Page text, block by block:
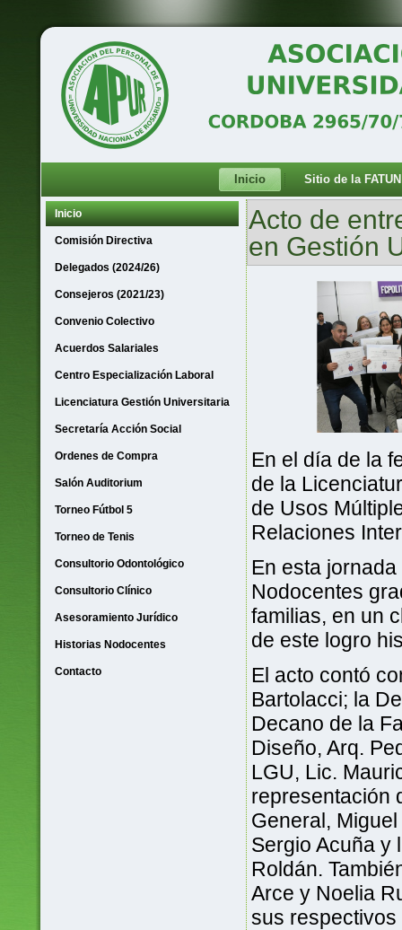
Inicio Sitio de la FATUN
Inicio
Comisión Directiva
Delegados (2024/26)
Consejeros (2021/23)
Convenio Colectivo
Acuerdos Salariales
Centro Especialización Laboral
Licenciatura Gestión Universitaria
Secretaría Acción Social
Ordenes de Compra
Salón Auditorium
Torneo Fútbol 5
Torneo de Tenis
Consultorio Odontológico
Consultorio Clínico
Asesoramiento Jurídico
Historias Nodocentes
Contacto
Acto de
en Gestión
En el día de la
de la
de Usos
Relaciones
En esta
Nodocentes
familias, en un
de este logro
El acto contó
Bartolacci; la
Decano de la
Diseño, Arq.
LGU, Lic.
representación
General,
Sergio Acuña y
Roldán.
Arce y Noelia
sus